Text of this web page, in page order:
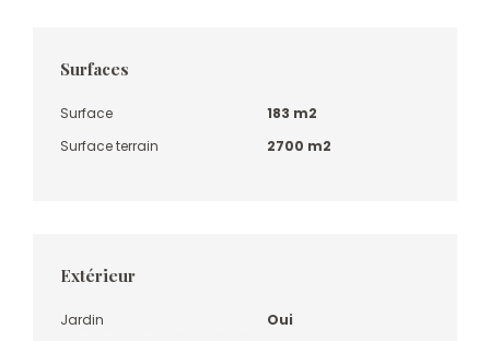
Surfaces
Surface
183 m2
Surface terrain
2700 m2
Extérieur
Jardin
Oui